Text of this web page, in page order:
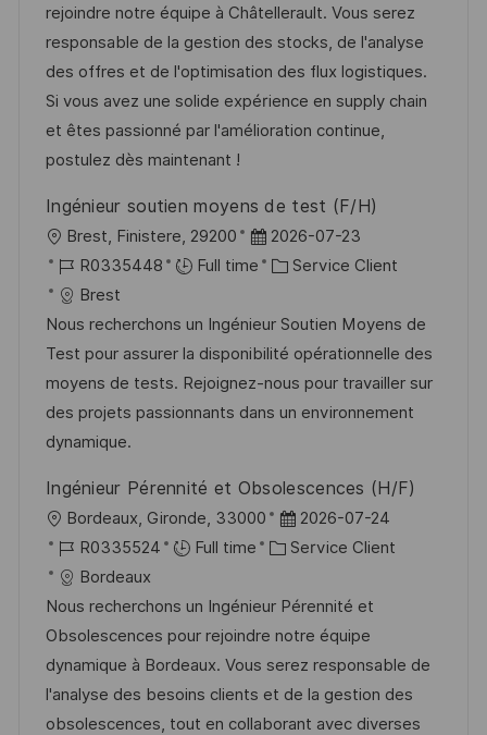
l
i
s
a
t
i
n
d
’
a
f
f
h
a
g
é
r
e
n
c
e
u
p
o
s
t
e
é
g
o
r
i
rejoindre notre équipe à Châtellerault. Vous serez
responsable de la gestion des stocks, de l'analyse
des offres et de l'optimisation des flux logistiques.
Si vous avez une solide expérience en supply chain
et êtes passionné par l'amélioration continue,
postulez dès maintenant !
Ingénieur soutien moyens de test (F/H)
o
c
a
l
i
s
a
i
o
Brest, Finistere, 29200
D
a
e
d
’
a
i
c
h
g
e
2026-07-23
R
é
f
é
r
e
n
e
d
u
p
o
s
t
e
R0335448 Full time
C
t
é
g
o
e
Service Client
Brest
Nous recherchons un Ingénieur Soutien Moyens de
Test pour assurer la disponibilité opérationnelle des
moyens de tests. Rejoignez-nous pour travailler sur
des projets passionnants dans un environnement
dynamique.
Ingénieur Pérennité et Obsolescences (H/F)
o
c
a
l
i
s
a
Bordeaux, Gironde, 33000
D
a
e
d
’
a
f
2026-07-24
R
é
f
é
r
e
n
R0335524 Full time
C
t
é
g
o
r
Service Client
Bordeaux
Nous recherchons un Ingénieur Pérennité et
Obsolescences pour rejoindre notre équipe
dynamique à Bordeaux. Vous serez responsable de
l'analyse des besoins clients et de la gestion des
obsolescences, tout en collaborant avec diverses